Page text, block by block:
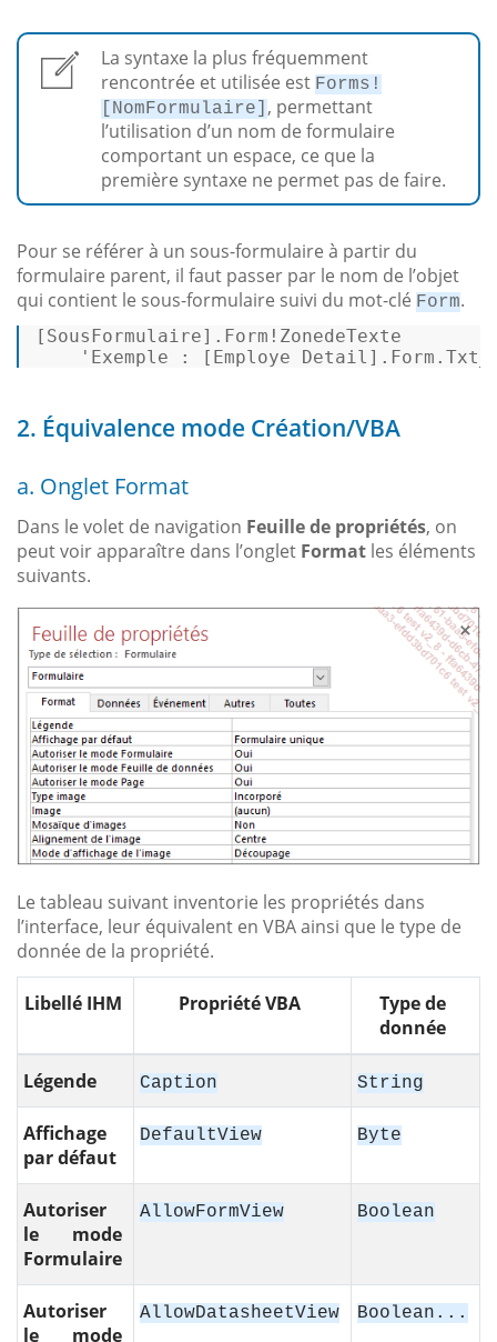
La syntaxe la plus fréquemment
rencontrée et utilisée est Forms!
[NomFormulaire] , permettant
l’utilisation d’un nom de formulaire
comportant un espace, ce que la
première syntaxe ne permet pas de faire.
Pour se référer à un sous-formulaire à partir du
formulaire parent, il faut passer par le nom de l’objet
qui contient le sous-formulaire suivi du mot-clé Form.
[ SousFormulaire].Form!ZonedeTexte
'Exemple : [Employe
2. Équivalence mode Création/VBA
a. Onglet Format
Dans le volet de navigation Feuille de propriétés, on
peut voir apparaître dans l’onglet Format les éléments
suivants.
Le tableau suivant inventorie les propriétés dans
l’interface, leur équivalent en VBA ainsi que le type de
donnée de la propriété.
Libellé IHM Propriété VBA
Type de
donnée
Légende Caption String
Affichage
par défaut
DefaultView Byte
Autoriser
le mode
Formulaire
AllowFormView Boolean
Autoriser
le mode
AllowDatasheetView Boolean...